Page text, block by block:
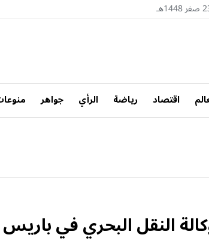
اقتصاد رياضة الرأي جواهر
النقل البحري في باريس لـ3